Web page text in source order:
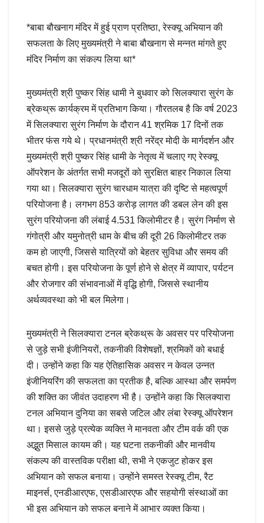
*बाबा बौखनाग मंदिर में हुई प्राण प्रतिष्ठा, रेस्क्यू अभियान की
सफलता के लिए मुख्यमंत्री ने बाबा बौखनाग से मन्नत मांगते हुए
मंदिर निर्माण का संकल्प लिया था*
मुख्यमंत्री श्री पुष्कर सिंह धामी ने बुधवार को सिलक्यारा सुरंग के
ब्रेकथ्रू कार्यक्रम में प्रतिभाग किया। गौरतलब है कि वर्ष 2023
में सिलक्यारा सुरंग निर्माण के दौरान 41 श्रमिक 17 दिनों तक
भीतर फंस गये थे। प्रधानमंत्री श्री नरेंद्र मोदी के मार्गदर्शन और
मुख्यमंत्री श्री पुष्कर सिंह धामी के नेतृत्व में चलाए गए रेस्क्यू
ऑपरेशन के अंतर्गत सभी मजदूरों को सुरक्षित बाहर निकाल लिया
गया था। सिलक्यारा सुरंग चारधाम यात्रा की दृष्टि से महत्वपूर्ण
परियोजना है। लगभग 853 करोड़ लागत की डबल लेन की इस
सुरंग परियोजना की लंबाई 4.531 किलोमीटर है। सुरंग निर्माण से
गंगोत्री और यमुनोत्री धाम के बीच की दूरी 26 किलोमीटर तक
कम हो जाएगी, जिससे यात्रियों को बेहतर सुविधा और समय की
बचत होगी। इस परियोजना के पूर्ण होने से क्षेत्र में व्यापार, पर्यटन
और रोजगार की संभावनाओं में वृद्धि होगी, जिससे स्थानीय
अर्थव्यवस्था को भी बल मिलेगा।
मुख्यमंत्री ने सिलक्यारा टनल ब्रेकथ्रू के अवसर पर परियोजना
से जुड़े सभी इंजीनियरों, तकनीकी विशेषज्ञों, श्रमिकों को बधाई
दी। उन्होंने कहा कि यह ऐतिहासिक अवसर न केवल उन्नत
इंजीनियरिंग की सफलता का प्रतीक है, बल्कि आस्था और समर्पण
की शक्ति का जीवंत उदाहरण भी है। उन्होंने कहा कि सिलक्यारा
टनल अभियान दुनिया का सबसे जटिल और लंबा रेस्क्यू ऑपरेशन
था। इससे जुड़े प्रत्येक व्यक्ति ने मानवता और टीम वर्क की एक
अद्भुत मिसाल कायम की। यह घटना तकनीकी और मानवीय
संकल्प की वास्तविक परीक्षा थी, सभी ने एकजुट होकर इस
अभियान को सफल बनाया। उन्होंने समस्त रेस्क्यू टीम, रैट
माइनर्स, एनडीआरएफ, एसडीआरएफ और सहयोगी संस्थाओं का
भी इस अभियान को सफल बनाने में आभार व्यक्त किया।